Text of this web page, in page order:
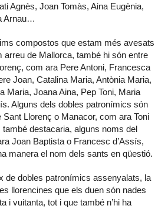
Agnès, Joan Tomàs, Aina Eugènia,
Arnau…
compostos que estam més avesats
arreu de Mallorca, també hi són entre
com ara Pere Antoni, Francesca
Joan, Catalina Maria, Antònia Maria,
Maria, Joana Aina, Pep Toni, Maria
Alguns dels dobles patronímics són
Sant Llorenç o Manacor, com ara Toni
destacaria, alguns noms del
Joan Baptista o Francesc d’Assís,
manera el nom dels sants en qüestió.
de dobles patronímics assenyalats, la
llorencines que els duen són nades
i vuitanta, tot i que també n’hi ha